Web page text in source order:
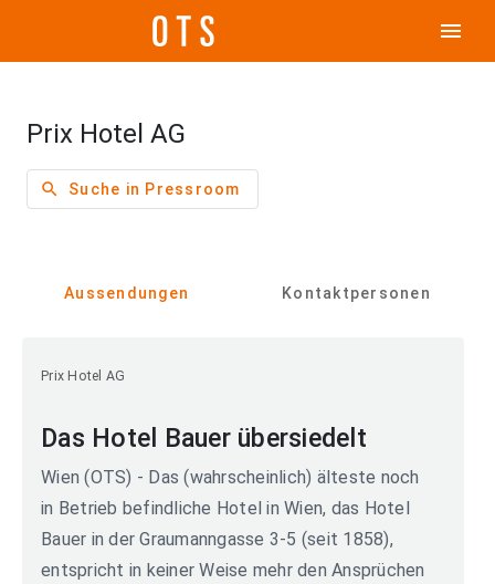
menu
Prix Hotel AG
search Suche in Pressroom
Aussendungen Kontaktpersonen
Prix Hotel AG
Das Hotel Bauer übersiedelt
Wien (OTS) - Das (wahrscheinlich) älteste noch
in Betrieb befindliche Hotel in Wien, das Hotel
Bauer in der Graumanngasse 3-5 (seit 1858),
entspricht in keiner Weise mehr den Ansprüchen